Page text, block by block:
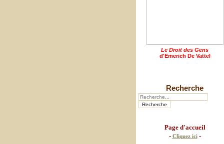
Le Droit des Gens
d'Emerich De Vattel
Recherche
Page d'accueil
- Cliquez ici-